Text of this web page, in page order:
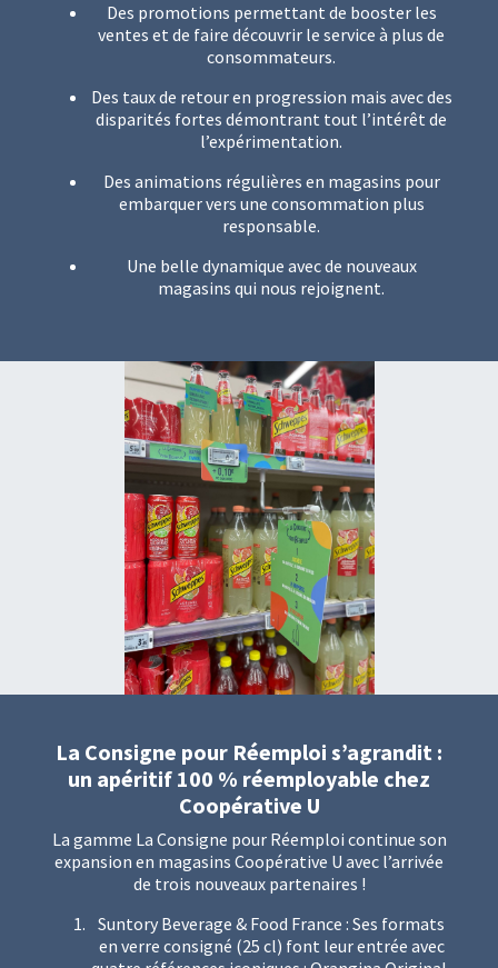
Des promotions permettant de booster les
ventes et de faire découvrir le service à plus de
consommateurs.
Des taux de retour en progression mais avec des
disparités fortes démontrant tout l’intérêt de
l’expérimentation.
Des animations régulières en magasins pour
embarquer vers une consommation plus
responsable.
Une belle dynamique avec de nouveaux
magasins qui nous rejoignent.
La Consigne pour Réemploi s’agrandit :
un apéritif 100 % réemployable chez
Coopérative U
La gamme La Consigne pour Réemploi continue son
expansion en magasins Coopérative U avec l’arrivée
de trois nouveaux partenaires !
Suntory Beverage & Food France : Ses formats
en verre consigné (25 cl) font leur entrée avec